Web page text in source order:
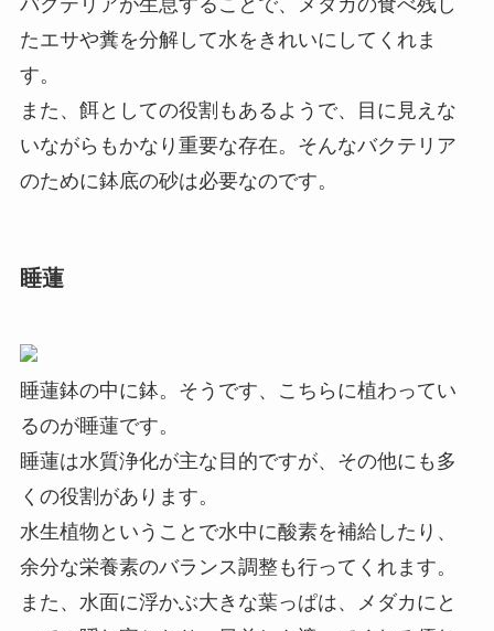
バクテリアが生息することで、メダカの食べ残し
たエサや糞を分解して水をきれいにしてくれま
す。
また、餌としての役割もあるようで、目に見えな
いながらもかなり重要な存在。そんなバクテリア
のために鉢底の砂は必要なのです。
睡蓮
睡蓮鉢の中に鉢。そうです、こちらに植わってい
るのが睡蓮です。
睡蓮は水質浄化が主な目的ですが、その他にも多
くの役割があります。
水生植物ということで水中に酸素を補給したり、
余分な栄養素のバランス調整も行ってくれます。
また、水面に浮かぶ大きな葉っぱは、メダカにと